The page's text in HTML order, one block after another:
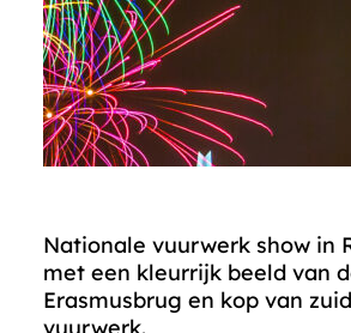
Nationale vuurwerk show in
met een kleurrijk beeld van
Erasmusbrug en kop van